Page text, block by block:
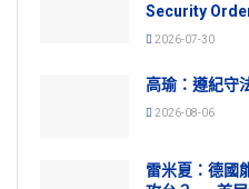
Security
2026-07-30
高瑜：遵紀守
2026-08-06
雷米夏：德國